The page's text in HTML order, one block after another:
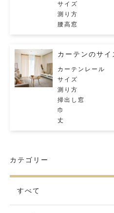
サイズ
測り方
腰高窓
カーテンのサ
カーテンレール
サイズ
測り方
掃出し窓
巾
丈
カテゴリー
すべて